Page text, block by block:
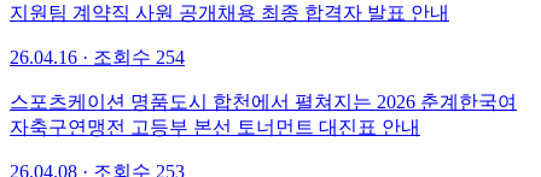
지원팀 계약직 사원 공개채용 최종 합격자 발표 안내
26.04.16 · 조회수 254
스포츠케이션 명품도시 합천에서 펼쳐지는 2026 춘계한국여
자축구연맹전 고등부 본선 토너먼트 대진표 안내
26.04.08 · 조회수 253